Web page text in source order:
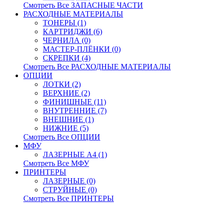
Смотреть Все ЗАПАСНЫЕ ЧАСТИ
РАСХОДНЫЕ МАТЕРИАЛЫ
ТОНЕРЫ (1)
КАРТРИДЖИ (6)
ЧЕРНИЛА (0)
МАСТЕР-ПЛЁНКИ (0)
СКРЕПКИ (4)
Смотреть Все РАСХОДНЫЕ МАТЕРИАЛЫ
ОПЦИИ
ЛОТКИ (2)
ВЕРХНИЕ (2)
ФИНИШНЫЕ (11)
ВНУТРЕННИЕ (7)
ВНЕШНИЕ (1)
НИЖНИЕ (5)
Смотреть Все ОПЦИИ
МФУ
ЛАЗЕРНЫЕ A4 (1)
Смотреть Все МФУ
ПРИНТЕРЫ
ЛАЗЕРНЫЕ (0)
СТРУЙНЫЕ (0)
Смотреть Все ПРИНТЕРЫ